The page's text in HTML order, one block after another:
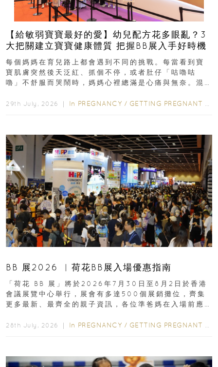
【給敏弱寶寶最好的愛】幼兒配方花多眼亂？3
大把關建立寶寶健康體質 把握BB展入手好時機
每個媽媽在育兒路上都會遇到不同的挑戰。每當看到寶
寶肌膚突然後天泛紅、抓個不停，或者肚仔「咕嚕咕
嚕」不舒服而哭鬧時，媽媽心裡總滿是心痛與無奈。混
29th July, 2026 ｜ In PREGNANCY / GETTING PREGNANT
BB 展2026 ︳荷花BB展入場優惠指南
「荷花 BB 展」將於2026年7月30日至8月2日於香港
會議展覽中心舉行，展會有多達500個展銷攤位，齊集
更多最新、最齊全的親子資訊，各位準爸媽在入場前應
28th July, 2026 ｜ In PREGNANCY / GETTING PREGNANT